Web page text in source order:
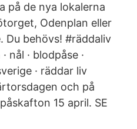
på de nya lokalerna
Odenplan eller
Du behövs! #räddaliv
nål · blodpåse ·
· räddar liv
och på
15 april. SE